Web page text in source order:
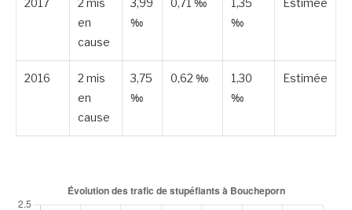
2017
2 mis
en
cause
3,99
‰
0,71 ‰
1,35
‰
Estimée
2016
2 mis
en
cause
3,75
‰
0,62 ‰
1,30
‰
Estimée